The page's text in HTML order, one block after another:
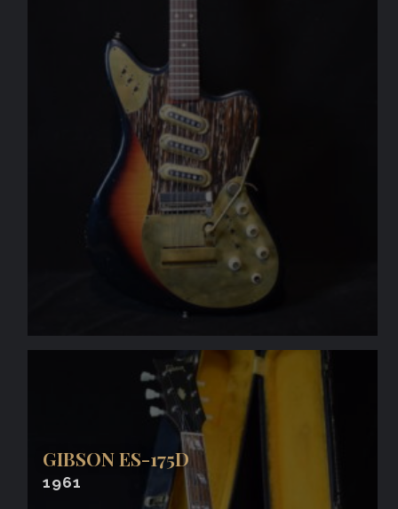
GIBSON ES-175D
1961